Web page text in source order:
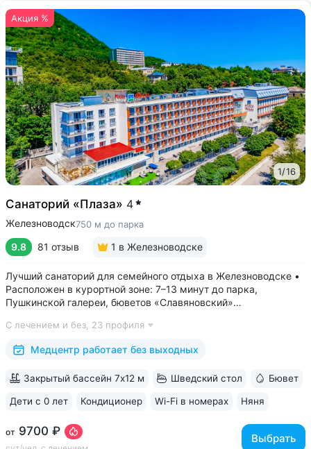
Акция %
1/16
Санаторий «Плаза» 4
Железноводск750 м до парка
9.8 81 отзыв 1 в Железноводске
Лучший санаторий для семейного отдыха в Железноводске •
Расположен в курортной зоне: 7–13 минут до парка,
Пушкинской галереи, бюветов «Славяновский»
«Славяновская» • Все в одном здании: не нужно выходить
на улицу, чтобы получить лечение,...
С лечением и без, 23 профиля
Медцентр работает без выходных
от 9700 ₽
Выбрать
Закрытый бассейн 7х12 м Шведский стол Бювет
Дети с 0 лет Кондиционер Wi-Fi в номерах Няня
ещё 6